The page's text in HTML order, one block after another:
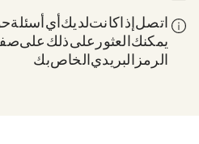
اتصل إذا كانت لديك أي أسئلة
يمكنك العثور على ذلك على
الرمز البريدي الخاص بك.